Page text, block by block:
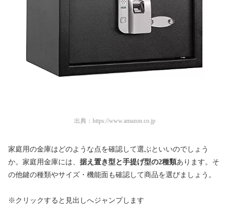
出典： https://www.amazon.co.jp
家庭用の金庫はどのような点を確認して選ぶといいのでしょう
か。家庭用金庫には、 据え置き型と手提げ型の2種類あります。そ
の他鍵の種類やサイズ・機能面も確認して商品を選びましょう。
※クリックすると見出しへジャンプします